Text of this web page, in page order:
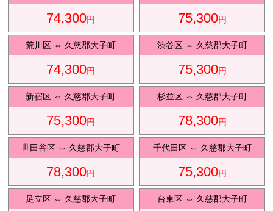
ラン
観光タクシ
ー
ディズニ
ー送迎
東
京
74,300円 75,300円
荒川区 ⇔ 久慈郡大子町
74,300円
渋谷区⇔ 久慈郡大子町
75,300円
新宿区 ⇔ 久慈郡大子町
75,300円
杉並区⇔ 久慈郡大子町
78,300円
世田谷区 ⇔ 久慈郡大子町
78,300円
千代田区⇔ 久慈郡大子町
75,300円
足立区 ⇔ 久慈郡大子町 台東区⇔ 久慈郡大子町